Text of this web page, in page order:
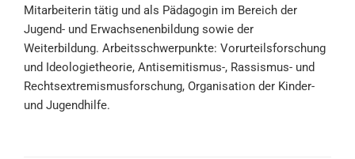
Mitarbeiterin tätig und als Pädagogin im Bereich der
Jugend- und Erwachsenenbildung sowie der
Weiterbildung. Arbeitsschwerpunkte: Vorurteilsforschung
und Ideologietheorie, Antisemitismus-, Rassismus- und
Rechtsextremismusforschung, Organisation der Kinder-
und Jugendhilfe.